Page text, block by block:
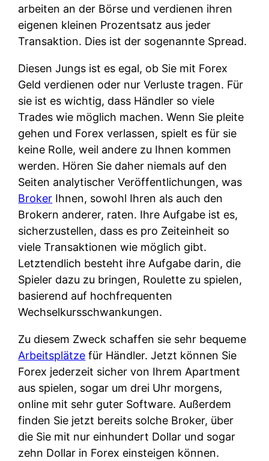
arbeiten an der Börse und verdienen ihren
eigenen kleinen Prozentsatz aus jeder
Transaktion. Dies ist der sogenannte Spread.
Diesen Jungs ist es egal, ob Sie mit Forex
Geld verdienen oder nur Verluste tragen. Für
sie ist es wichtig, dass Händler so viele
Trades wie möglich machen. Wenn Sie pleite
gehen und Forex verlassen, spielt es für sie
keine Rolle, weil andere zu Ihnen kommen
werden. Hören Sie daher niemals auf den
Seiten analytischer Veröffentlichungen, was
Broker Ihnen, sowohl Ihren als auch den
Brokern anderer, raten. Ihre Aufgabe ist es,
sicherzustellen, dass es pro Zeiteinheit so
viele Transaktionen wie möglich gibt.
Letztendlich besteht ihre Aufgabe darin, die
Spieler dazu zu bringen, Roulette zu spielen,
basierend auf hochfrequenten
Wechselkursschwankungen.
Zu diesem Zweck schaffen sie sehr bequeme
Arbeitsplätze für Händler. Jetzt können Sie
Forex jederzeit sicher von Ihrem Apartment
aus spielen, sogar um drei Uhr morgens,
online mit sehr guter Software. Außerdem
finden Sie jetzt bereits solche Broker, über
die Sie mit nur einhundert Dollar und sogar
zehn Dollar in Forex einsteigen können.